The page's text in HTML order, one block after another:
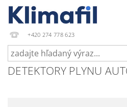
+420 274 778 623
DETEKTORY PLYNU